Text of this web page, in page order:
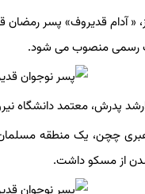
پدرش، معتمد
قدیروف از سال ۲۰۰۷ رهبری
از مسکو داشت.